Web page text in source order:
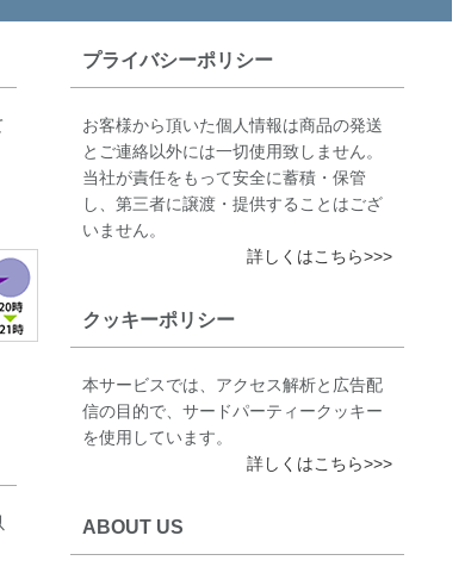
プライバシーポリシー
お客様から頂いた個人情報は商品の発送
とご連絡以外には一切使用致しません。
当社が責任をもって安全に蓄積・保管
し、第三者に譲渡・提供することはござ
いません。
詳しくはこちら>>>
クッキーポリシー
本サービスでは、アクセス解析と広告配
信の目的で、サードパーティークッキー
を使用しています。
詳しくはこちら>>>
ABOUT US